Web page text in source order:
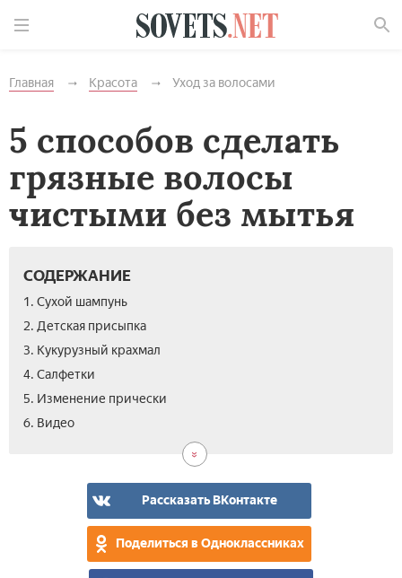
Главная Красота Уход за волосами
5 способов сделать
грязные волосы
чистыми без мытья
СОДЕРЖАНИЕ
1. Сухой шампунь
2. Детская присыпка
3. Кукурузный крахмал
4. Салфетки
5. Изменение прически
6. Видео
Рассказать ВКонтакте
Поделиться в Одноклассниках